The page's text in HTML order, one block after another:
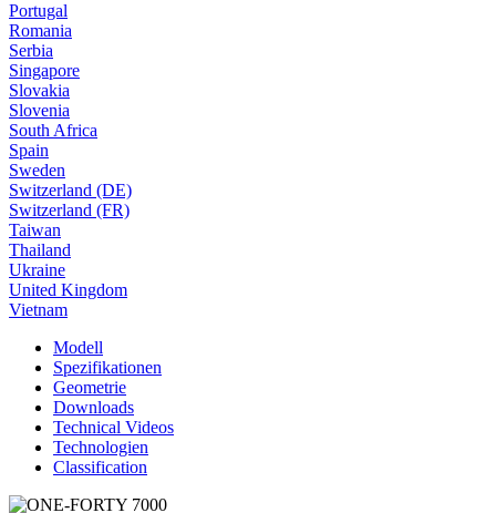
Portugal
Romania
Serbia
Singapore
Slovakia
Slovenia
South Africa
Spain
Sweden
Switzerland (DE)
Switzerland (FR)
Taiwan
Thailand
Ukraine
United Kingdom
Vietnam
Modell
Spezifikationen
Geometrie
Downloads
Technical Videos
Technologien
Classification